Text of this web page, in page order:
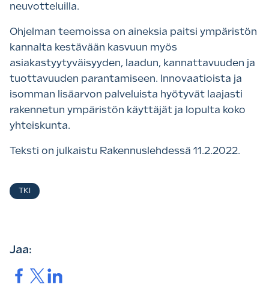
neuvotteluilla.
Ohjelman teemoissa on aineksia paitsi ympäristön
kannalta kestävään kasvuun myös
asiakastyytyväisyyden, laadun, kannattavuuden ja
tuottavuuden parantamiseen. Innovaatioista ja
isomman lisäarvon palveluista hyötyvät laajasti
rakennetun ympäristön käyttäjät ja lopulta koko
yhteiskunta.
Teksti on julkaistu Rakennuslehdessä 11.2.2022.
Asiasanat
TKI
Jaa:
Jaa. Jaa.Jaa.